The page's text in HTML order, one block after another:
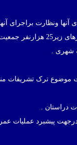
و هـ ماده 28 قانون برگزاری
پیشبرد عملیات